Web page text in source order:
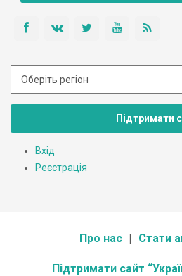
Підтримати
Вхід
Реєстрація
Про нас Стати
Підтримати сайт